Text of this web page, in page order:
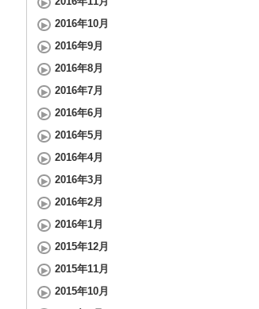
2016年10月
2016年9月
2016年8月
2016年7月
2016年6月
2016年5月
2016年4月
2016年3月
2016年2月
2016年1月
2015年12月
2015年11月
2015年10月